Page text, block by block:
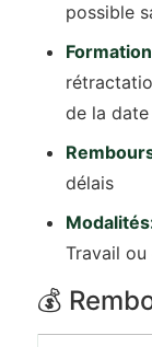
possible
de la
délais
Travail
💰